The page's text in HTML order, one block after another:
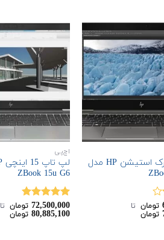
لپ تاپ ورک استیشن HP مدل
تومان ‌ تا ‌
تومان
اچ‌پی
ZBook 15u G6
نمره5.00
از 5
72,500,000 تومان‌ تا ‌
80,885,100 تومان